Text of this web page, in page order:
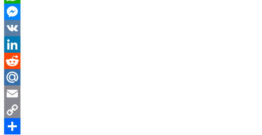
WhatsApp
Messenger
VK
LinkedIn
Reddit
Mail.Ru
Email
Copy